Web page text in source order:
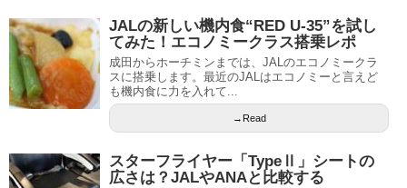
JALの新しい機内食“RED U-35”を試し
てみた！エコノミークラス搭乗レポ
成田からホーチミンまでは、JALのエコノミークラ
スに搭乗します。最近のJALはエコノミーと言えど
も機内食に力を入れて...
→Read
スターフライヤー「TypeⅡ」シートの
広さは？JALやANAと比較する